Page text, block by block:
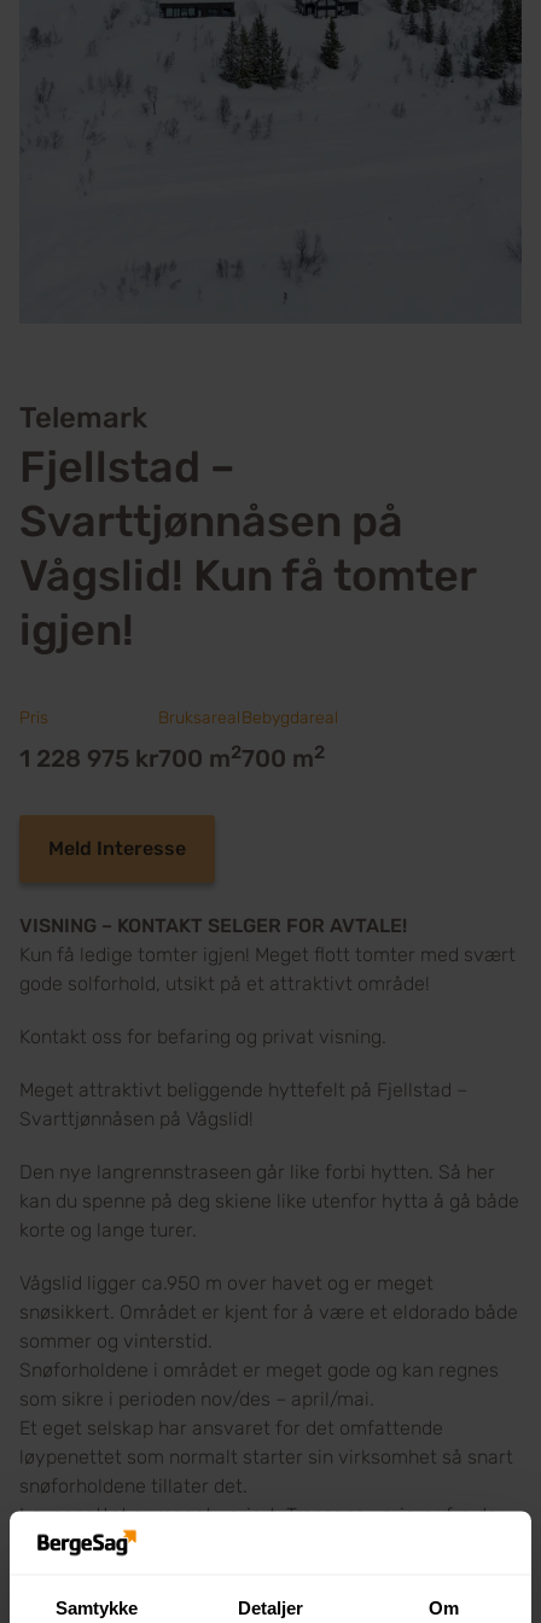
Samtykke Detaljer Om
Telemark
Fjellstad –
Svarttjønnåsen på
Vågslid! Kun få tomter
igjen!
Pris
1 228 975 kr
Bruksareal
700 m2
Bebygdareal
700 m2
Meld Interesse
VISNING – KONTAKT SELGER FOR AVTALE!
Kun få ledige tomter igjen! Meget flott tomter med svært
gode solforhold, utsikt på et attraktivt område!
Kontakt oss for befaring og privat visning.
Meget attraktivt beliggende hyttefelt på Fjellstad –
Svarttjønnåsen på Vågslid!
Den nye langrennstraseen går like forbi hytten. Så her
kan du spenne på deg skiene like utenfor hytta å gå både
korte og lange turer.
Vågslid ligger ca.950 m over havet og er meget
snøsikkert. Området er kjent for å være et eldorado både
sommer og vinterstid.
Snøforholdene i området er meget gode og kan regnes
som sikre i perioden nov/des – april/mai.
Et eget selskap har ansvaret for det omfattende
løypenettet som normalt starter sin virksomhet så snart
snøforholdene tillater det.
Løypenettet er meget variert. Traseene varierer fra de
helt enkle og korte, til lange, utfordrende høyfjellsløyper